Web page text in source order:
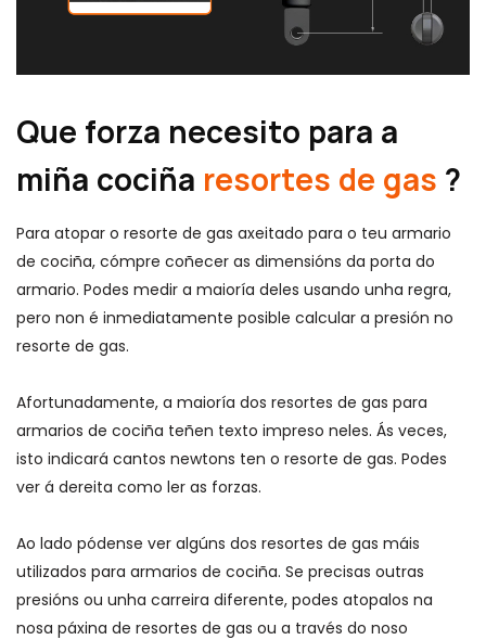
Que forza necesito para a
miña cociña resortes de gas ?
Para atopar o resorte de gas axeitado para o teu armario
de cociña, cómpre coñecer as dimensións da porta do
armario. Podes medir a maioría deles usando unha regra,
pero non é inmediatamente posible calcular a presión no
resorte de gas.
Afortunadamente, a maioría dos resortes de gas para
armarios de cociña teñen texto impreso neles. Ás veces,
isto indicará cantos newtons ten o resorte de gas. Podes
ver á dereita como ler as forzas.
Ao lado pódense ver algúns dos resortes de gas máis
utilizados para armarios de cociña. Se precisas outras
presións ou unha carreira diferente, podes atopalos na
nosa páxina de resortes de gas ou a través do noso